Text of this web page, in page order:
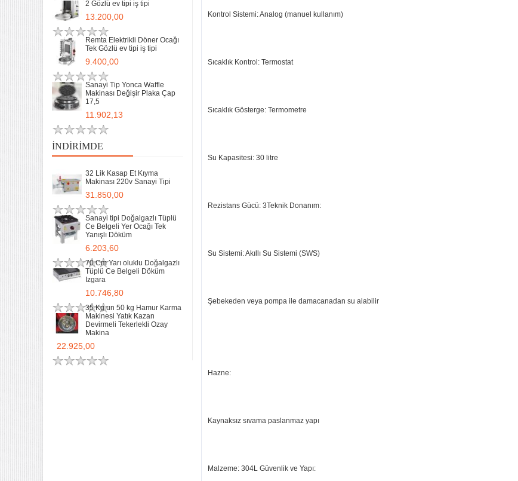
2 Gözlü ev tipi iş tipi
13.200,00
Remta Elektrikli Döner Ocağı
Tek Gözlü ev tipi iş tipi
9.400,00
Sanayi Tip Yonca Waffle
Makinası Değişir Plaka Çap
17,5
11.902,13
İNDIRIMDE
32 Lik Kasap Et Kıyma
Makinası 220v Sanayi Tipi
31.850,00
Sanayi tipi Doğalgazlı Tüplü
Ce Belgeli Yer Ocağı Tek
Yanışlı Döküm
6.203,60
70 Cm Yarı oluklu Doğalgazlı
Tüplü Ce Belgeli Döküm
Izgara
10.746,80
35 Kg un 50 kg Hamur Karma
Makinesi Yatık Kazan
Devirmeli Tekerlekli Ozay
Makina
22.925,00
Kontrol Sistemi: Analog (manuel kullanım)
Sıcaklık Kontrol: Termostat
Sıcaklık Gösterge: Termometre
Su Kapasitesi: 30 litre
Rezistans Gücü: 3Teknik Donanım:
Su Sistemi: Akıllı Su Sistemi (SWS)
Şebekeden veya pompa ile damacanadan su alabilir
Hazne:
Kaynaksız sıvama paslanmaz yapı
Malzeme: 304L Güvenlik ve Yapı: